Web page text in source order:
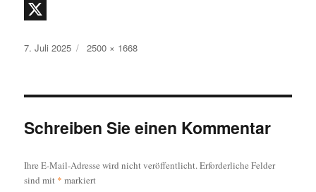
c
b
o
k
F
c
b
o
k
Veröffentlicht
7. Juli 2025 Originalgröße
2500 × 1668
Schreiben Sie einen Kommentar
Ihre E-Mail-Adresse wird nicht veröffentlicht.Erforderliche Felder
sind mit * markiert